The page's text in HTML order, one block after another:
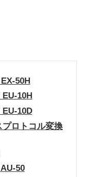
50H
10H
10D
ロトコル変換
50